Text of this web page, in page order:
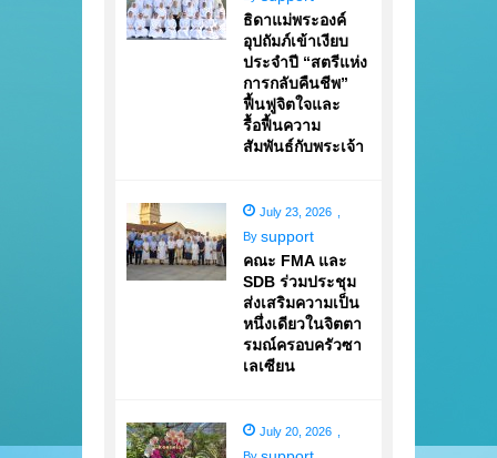
ธิดาแม่พระองค์
อุปถัมภ์เข้าเงียบ
ประจำปี “สตรีแห่ง
การกลับคืนชีพ”
ฟื้นฟูจิตใจและ
รื้อฟื้นความ
สัมพันธ์กับพระเจ้า
July 23, 2026
By support
คณะ FMA และ
SDB ร่วมประชุม
ส่งเสริมความเป็น
หนึ่งเดียวในจิตตา
รมณ์ครอบครัวซา
เลเซียน
July 20, 2026